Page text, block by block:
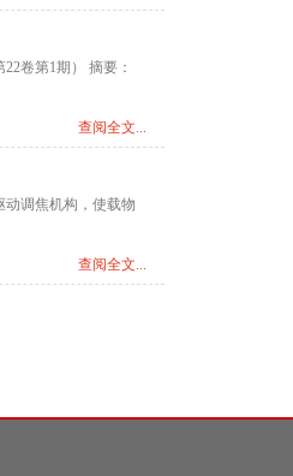
卷第1期） 摘要：
查阅全文...
调焦机构，使载物
查阅全文...